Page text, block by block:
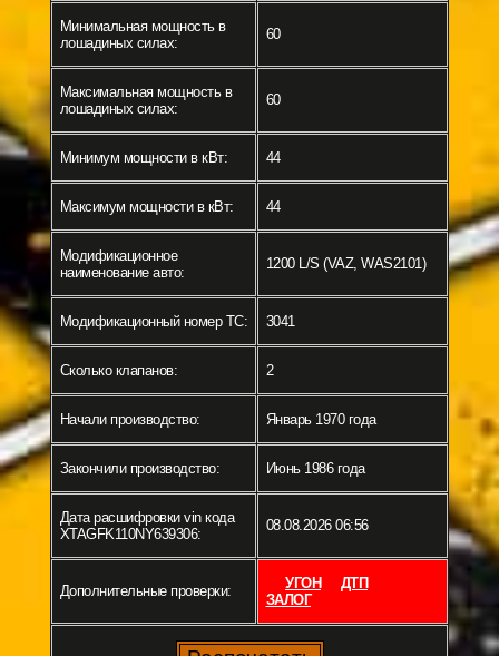
Минимальная мощность в
лошадиных силах:
60
Максимальная мощность в
лошадиных силах:
60
Минимум мощности в кВт: 44
Максимум мощности в кВт: 44
Модификационное
наименование авто:
1200 L/S (VAZ, WAS2101)
Модификационный номер ТС: 3041
Сколько клапанов: 2
Начали производство: Январь 1970 года
Закончили производство: Июнь 1986 года
Дата расшифровки vin кода
XTAGFK110NY639306:
08.08.2026 06:56
Дополнительные проверки: УГОН
ДТП
ЗАЛОГ